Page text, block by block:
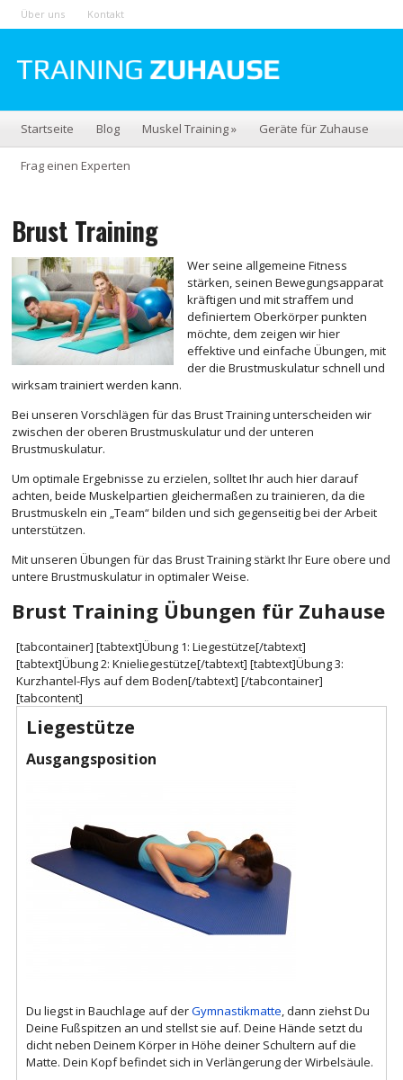
Über uns Kontakt
Startseite Blog Muskel Training» Geräte für Zuhause
Frag einen Experten
Brust Training
Wer seine allgemeine Fitness
stärken, seinen Bewegungsapparat
kräftigen und mit straffem und
definiertem Oberkörper punkten
möchte, dem zeigen wir hier
effektive und einfache Übungen, mit
der die Brustmuskulatur schnell und
wirksam trainiert werden kann.
Bei unseren Vorschlägen für das Brust Training unterscheiden wir
zwischen der oberen Brustmuskulatur und der unteren
Brustmuskulatur.
Um optimale Ergebnisse zu erzielen, solltet Ihr auch hier darauf
achten, beide Muskelpartien gleichermaßen zu trainieren, da die
Brustmuskeln ein „Team“ bilden und sich gegenseitig bei der Arbeit
unterstützen.
Mit unseren Übungen für das Brust Training stärkt Ihr Eure obere und
untere Brustmuskulatur in optimaler Weise.
Brust Training Übungen für Zuhause
[tabcontainer] [tabtext]Übung 1: Liegestütze[/tabtext]
[tabtext]Übung 2: Knieliegestütze[/tabtext] [tabtext]Übung 3:
Kurzhantel-Flys auf dem Boden[/tabtext] [/tabcontainer]
[tabcontent]
Liegestütze
Ausgangsposition
Du liegst in Bauchlage auf derGymnastikmatte, dann ziehst Du
Deine Fußspitzen an und stellst sie auf. Deine Hände setzt du
dicht neben Deinem Körper in Höhe deiner Schultern auf die
Matte. Dein Kopf befindet sich in Verlängerung der Wirbelsäule.